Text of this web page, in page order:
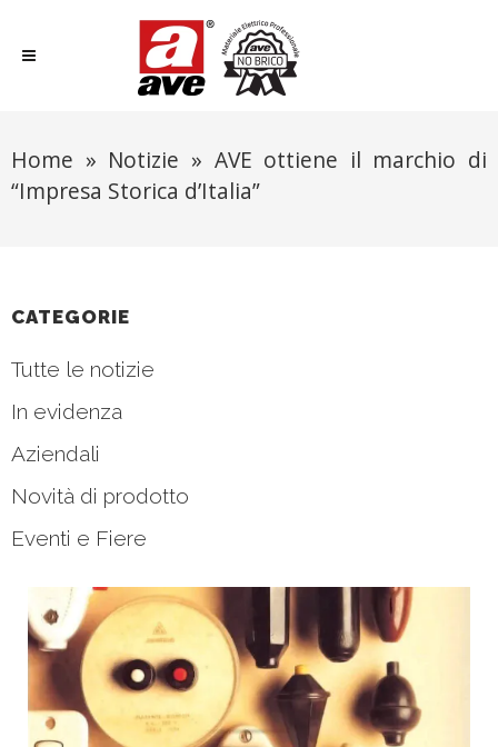
Home » Notizie » AVE ottiene il marchio di
“Impresa Storica d’Italia”
CATEGORIE
Tutte le notizie
In evidenza
Aziendali
Novità di prodotto
Eventi e Fiere